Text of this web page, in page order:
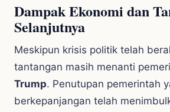
Dampak Ekonomi dan
Selanjutnya
Meskipun krisis politik telah
tantangan masih menanti
Trump. Penutupan pemerintah
berkepanjangan telah